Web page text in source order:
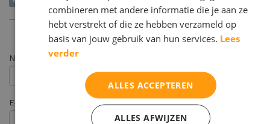
Naam
E-mail adres *
combineren met andere informatie die je aan ze
hebt verstrekt of die ze hebben verzameld op
basis van jouw gebruik van hun services. Lees
verder
ALLES ACCEPTEREN
ALLES AFWIJZEN